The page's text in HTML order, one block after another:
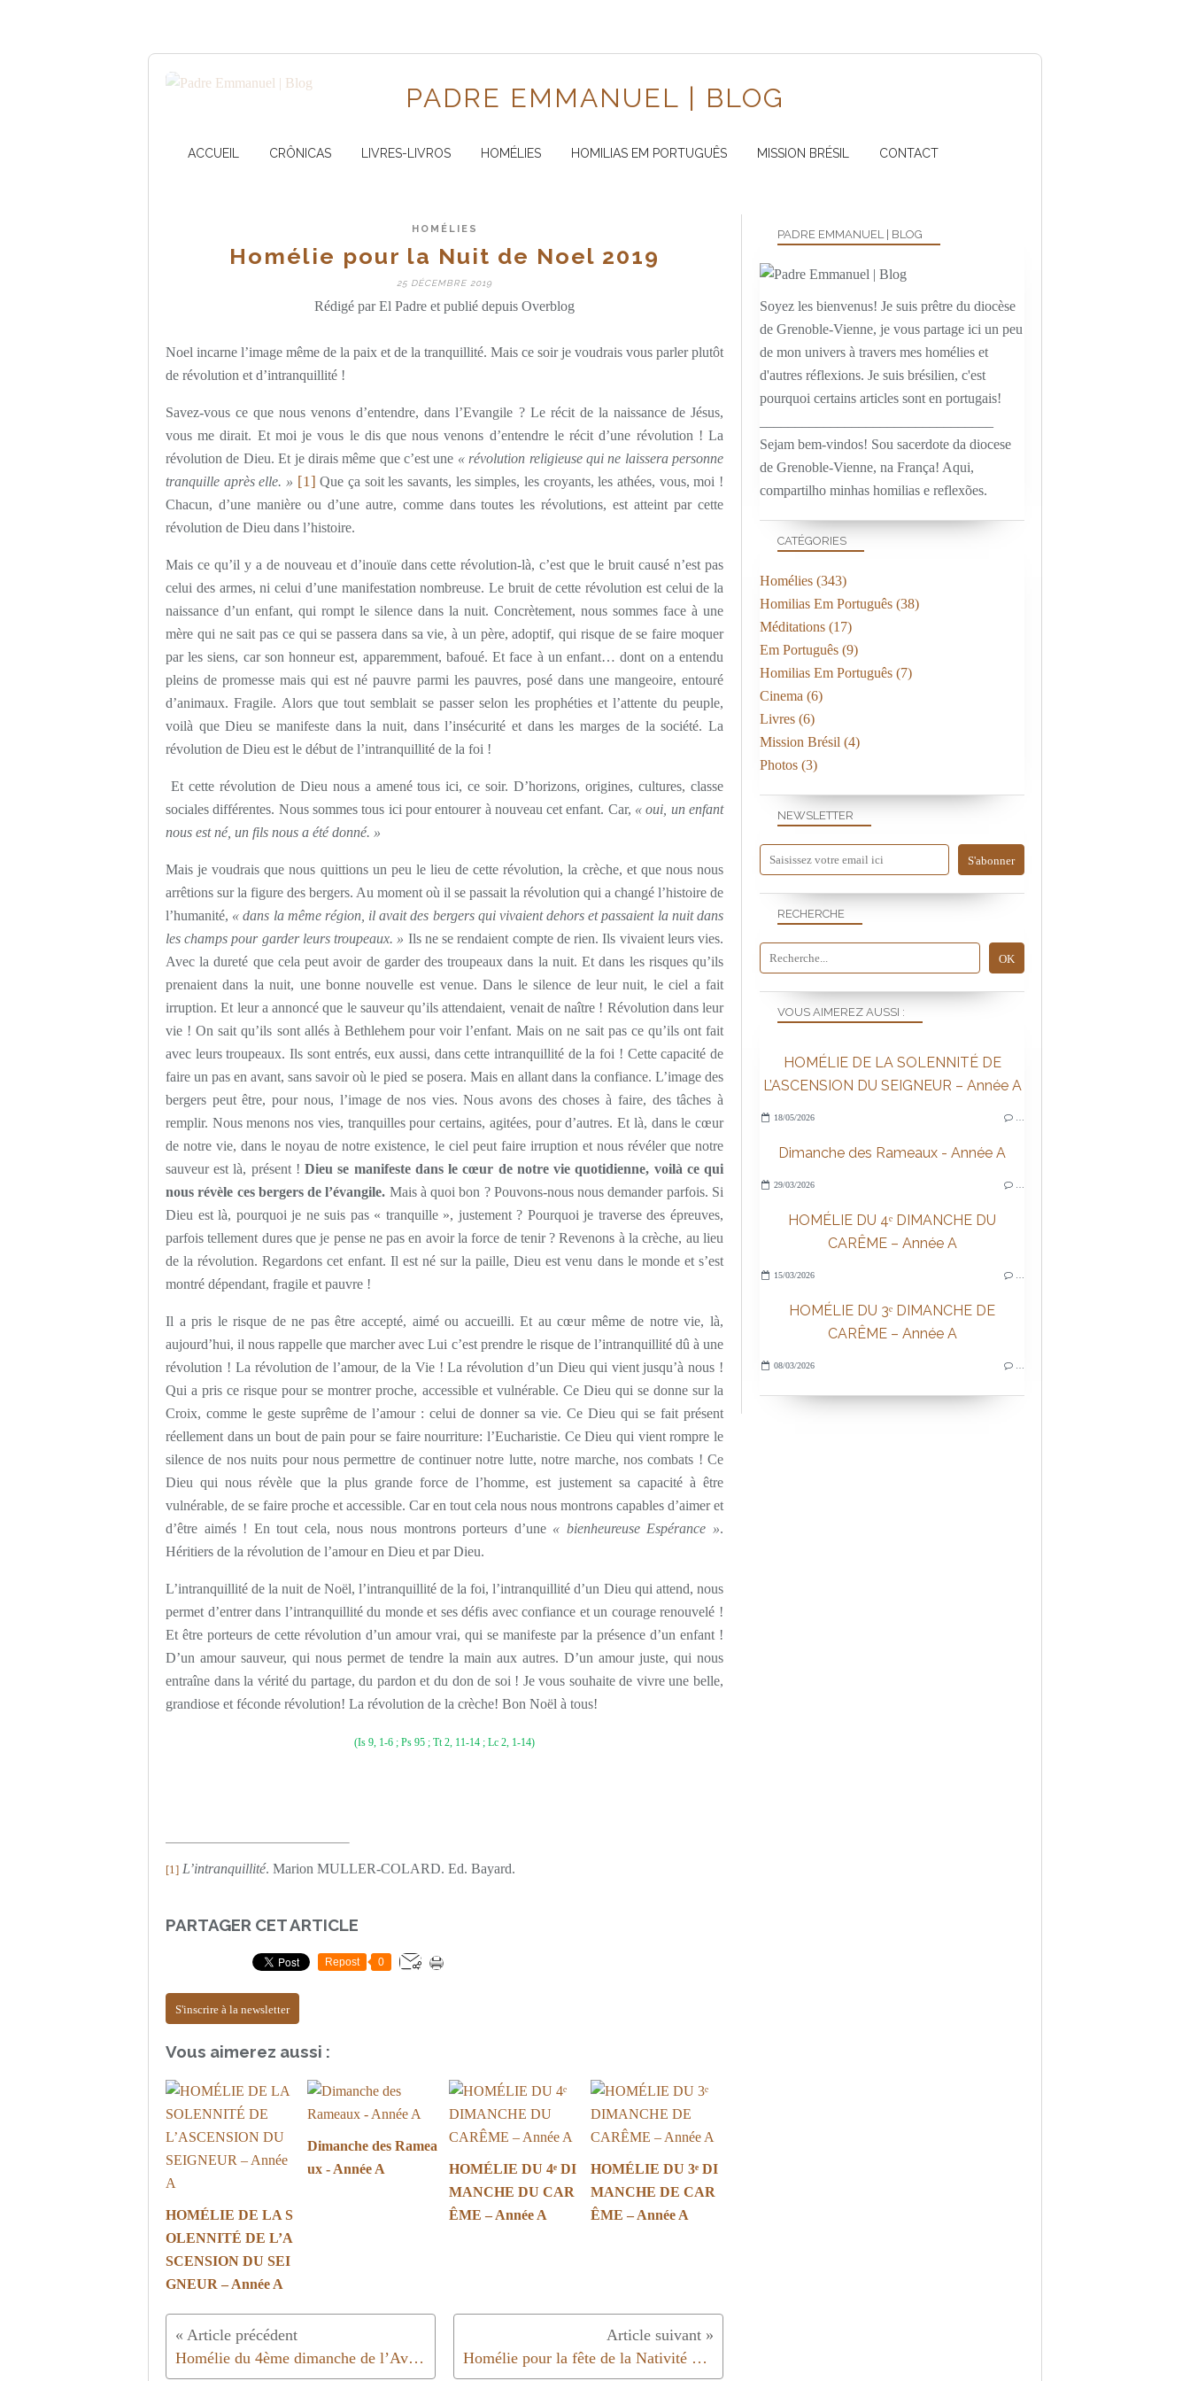
PADRE EMMANUEL | BLOG
ACCUEIL CRÔNICAS LIVRES-LIVROS HOMÉLIES HOMILIAS EM PORTUGUÊS MISSION BRÉSIL CONTACT
HOMÉLIES
Homélie pour la Nuit de Noel 2019
25 DÉCEMBRE 2019
Rédigé par El Padre et publié depuis Overblog
Noel incarne l’image même de la paix et de la tranquillité. Mais ce soir je voudrais vous parler plutôt
de révolution et d’intranquillité !
Savez-vous ce que nous venons d’entendre, dans l’Evangile ? Le récit de la naissance de Jésus,
vous me dirait. Et moi je vous le dis que nous venons d’entendre le récit d’une révolution ! La
révolution de Dieu. Et je dirais même que c’est une « révolution religieuse qui ne laissera personne
tranquille après elle. » [1] Que ça soit les savants, les simples, les croyants, les athées, vous, moi !
Chacun, d’une manière ou d’une autre, comme dans toutes les révolutions, est atteint par cette
révolution de Dieu dans l’histoire.
Mais ce qu’il y a de nouveau et d’inouïe dans cette révolution-là, c’est que le bruit causé n’est pas
celui des armes, ni celui d’une manifestation nombreuse. Le bruit de cette révolution est celui de la
naissance d’un enfant, qui rompt le silence dans la nuit. Concrètement, nous sommes face à une
mère qui ne sait pas ce qui se passera dans sa vie, à un père, adoptif, qui risque de se faire moquer
par les siens, car son honneur est, apparemment, bafoué. Et face à un enfant… dont on a entendu
pleins de promesse mais qui est né pauvre parmi les pauvres, posé dans une mangeoire, entouré
d’animaux. Fragile. Alors que tout semblait se passer selon les prophéties et l’attente du peuple,
voilà que Dieu se manifeste dans la nuit, dans l’insécurité et dans les marges de la société. La
révolution de Dieu est le début de l’intranquillité de la foi !
Et cette révolution de Dieu nous a amené tous ici, ce soir. D’horizons, origines, cultures, classe
sociales différentes. Nous sommes tous ici pour entourer à nouveau cet enfant. Car, « oui, un enfant
nous est né, un fils nous a été donné. »
Mais je voudrais que nous quittions un peu le lieu de cette révolution, la crèche, et que nous nous
arrêtions sur la figure des bergers. Au moment où il se passait la révolution qui a changé l’histoire de
l’humanité, « dans la même région, il avait des bergers qui vivaient dehors et passaient la nuit dans
les champs pour garder leurs troupeaux. » Ils ne se rendaient compte de rien. Ils vivaient leurs vies.
Avec la dureté que cela peut avoir de garder des troupeaux dans la nuit. Et dans les risques qu’ils
prenaient dans la nuit, une bonne nouvelle est venue. Dans le silence de leur nuit, le ciel a fait
irruption. Et leur a annoncé que le sauveur qu’ils attendaient, venait de naître ! Révolution dans leur
vie ! On sait qu’ils sont allés à Bethlehem pour voir l’enfant. Mais on ne sait pas ce qu’ils ont fait
avec leurs troupeaux. Ils sont entrés, eux aussi, dans cette intranquillité de la foi ! Cette capacité de
faire un pas en avant, sans savoir où le pied se posera. Mais en allant dans la confiance. L’image des
bergers peut être, pour nous, l’image de nos vies. Nous avons des choses à faire, des tâches à
remplir. Nous menons nos vies, tranquilles pour certains, agitées, pour d’autres. Et là, dans le cœur
de notre vie, dans le noyau de notre existence, le ciel peut faire irruption et nous révéler que notre
sauveur est là, présent !Dieu se manifeste dans le cœur de notre vie quotidienne, voilà ce qui
nous révèle ces bergers de l’évangile. Mais à quoi bon ? Pouvons-nous nous demander parfois. Si
Dieu est là, pourquoi je ne suis pas « tranquille », justement ? Pourquoi je traverse des épreuves,
parfois tellement dures que je pense ne pas en avoir la force de tenir ? Revenons à la crèche, au lieu
de la révolution. Regardons cet enfant. Il est né sur la paille, Dieu est venu dans le monde et s’est
montré dépendant, fragile et pauvre !
Il a pris le risque de ne pas être accepté, aimé ou accueilli. Et au cœur même de notre vie, là,
aujourd’hui, il nous rappelle que marcher avec Lui c’est prendre le risque de l’intranquillité dû à une
révolution ! La révolution de l’amour, de la Vie ! La révolution d’un Dieu qui vient jusqu’à nous !
Qui a pris ce risque pour se montrer proche, accessible et vulnérable. Ce Dieu qui se donne sur la
Croix, comme le geste suprême de l’amour : celui de donner sa vie. Ce Dieu qui se fait présent
réellement dans un bout de pain pour se faire nourriture: l’Eucharistie. Ce Dieu qui vient rompre le
silence de nos nuits pour nous permettre de continuer notre lutte, notre marche, nos combats ! Ce
Dieu qui nous révèle que la plus grande force de l’homme, est justement sa capacité à être
vulnérable, de se faire proche et accessible. Car en tout cela nous nous montrons capables d’aimer et
d’être aimés ! En tout cela, nous nous montrons porteurs d’une « bienheureuse Espérance ».
Héritiers de la révolution de l’amour en Dieu et par Dieu.
L’intranquillité de la nuit de Noël, l’intranquillité de la foi, l’intranquillité d’un Dieu qui attend, nous
permet d’entrer dans l’intranquillité du monde et ses défis avec confiance et un courage renouvelé !
Et être porteurs de cette révolution d’un amour vrai, qui se manifeste par la présence d’un enfant !
D’un amour sauveur, qui nous permet de tendre la main aux autres. D’un amour juste, qui nous
entraîne dans la vérité du partage, du pardon et du don de soi ! Je vous souhaite de vivre une belle,
grandiose et féconde révolution! La révolution de la crèche! Bon Noël à tous!
(Is 9, 1-6 ; Ps 95 ; Tt 2, 11-14 ; Lc 2, 1-14)
[1] L’intranquillité. Marion MULLER-COLARD. Ed. Bayard.
PARTAGER CET ARTICLE
Repost 0
S'inscrire à la newsletter
Vous aimerez aussi :
HOMÉLIE DE LA S
OLENNITÉ DE L’A
SCENSION DU SEI
GNEUR – Année A
Dimanche des Ramea
ux - Année A
HOMÉLIE DU 4ᵉ DI
MANCHE DU CAR
ÊME – Année A
HOMÉLIE DU 3ᵉ DI
MANCHE DE CAR
ÊME – Année A
Homélie du 4ème dimanche de l’Avent |Année A | 2019/20 Homélie pour la fête de la Nativité du Seigneur – 25 décembre 2019
NEWSLETTER
RECHERCHE
PADRE EMMANUEL | BLOG
Soyez les bienvenus! Je suis prêtre du diocèse
de Grenoble-Vienne, je vous partage ici un peu
de mon univers à travers mes homélies et
d'autres réflexions. Je suis brésilien, c'est
pourquoi certains articles sont en portugais!
Sejam bem-vindos! Sou sacerdote da diocese
de Grenoble-Vienne, na França! Aqui,
compartilho minhas homilias e reflexões.
VOUS AIMEREZ AUSSI :
HOMÉLIE DE LA SOLENNITÉ DE
L’ASCENSION DU SEIGNEUR – Année A
18/05/2026
Dimanche des Rameaux - Année A
29/03/2026
HOMÉLIE DU 4ᵉ DIMANCHE DU
CARÊME – Année A
15/03/2026
HOMÉLIE DU 3ᵉ DIMANCHE DE
CARÊME – Année A
08/03/2026
CATÉGORIES
Homélies (343)
Homilias Em Português (38)
Méditations (17)
Em Português (9)
Homilias Em Português (7)
Cinema (6)
Livres (6)
Mission Brésil (4)
Photos (3)